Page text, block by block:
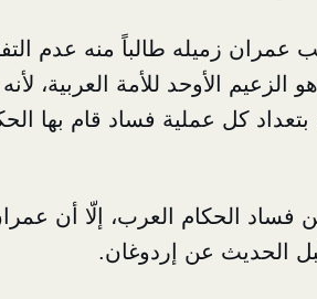
عمران زميله طالباً منه عدم
الأوحد للأمة العربية، لأنه
كل عملية فساد قام بها
الحكام العرب، إلّا أن
الحديث عن إردوغان.